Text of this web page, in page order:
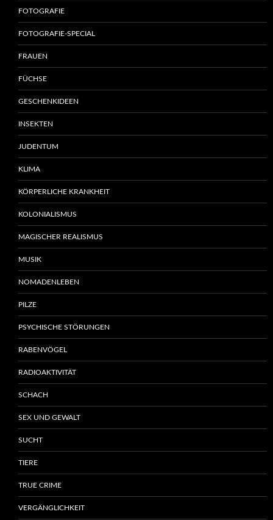
FOTOGRAFIE
FOTOGRAFIE-SPECIAL
FRAUEN
FÜCHSE
GESCHENKIDEEN
INSEKTEN
JUDENTUM
KLIMA
KÖRPERLICHE KRANKHEIT
KOLONIALISMUS
MAGISCHER REALISMUS
MUSIK
NOMADENLEBEN
PILZE
PSYCHISCHE STÖRUNGEN
RABENVÖGEL
RADIOAKTIVITÄT
SCHACH
SEX UND GEWALT
SUCHT
TIERE
TRUE CRIME
VERGÄNGLICHKEIT